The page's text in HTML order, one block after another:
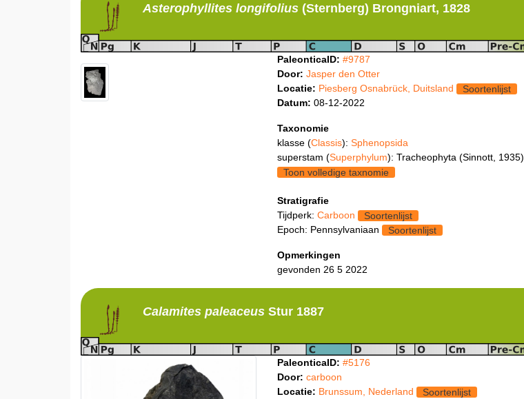
Asterophylliteslongifolius (Sternberg) Brongniart, 1828
PaleonticaID: #9787
Door: Jasper den Otter
Locatie: Piesberg Osnabrück, Duitsland
Soortenlijst
Datum: 08-12-2022
Taxonomie
klasse (Classis): Sphenopsida
superstam (Superphylum): Tracheophyta (Sinnott, 1935)
Toon volledige taxnomie
Stratigrafie
Tijdperk: Carboon
Soortenlijst
Epoch: Pennsylvaniaan
Soortenlijst
Opmerkingen
gevonden 26 5 2022
Calamitespaleaceus Stur 1887
PaleonticaID: #5176
Door: carboon
Locatie: Brunssum, Nederland
Soortenlijst